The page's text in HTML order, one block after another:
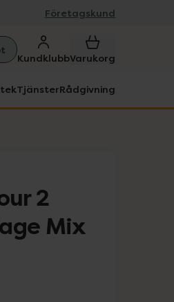
Företagskund
KundklubbVarukorg
TjänsterRådgivning
2
Mix